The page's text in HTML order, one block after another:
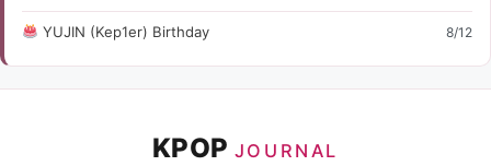
YUJIN (Kep1er) Birthday 8/12
KPOP JOURNAL